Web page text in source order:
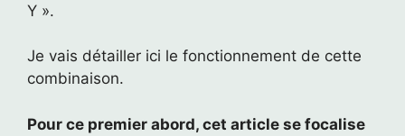
Y ».
Je vais détailler ici le fonctionnement de cette
combinaison.
Pour ce premier abord, cet article se focalise